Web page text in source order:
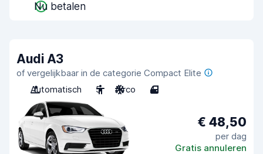
Nu betalen
Audi A3
of vergelijkbaar in de categorie Compact Elite
Automatisch
5 Airco 4
€ 48,50
per dag
Gratis annuleren